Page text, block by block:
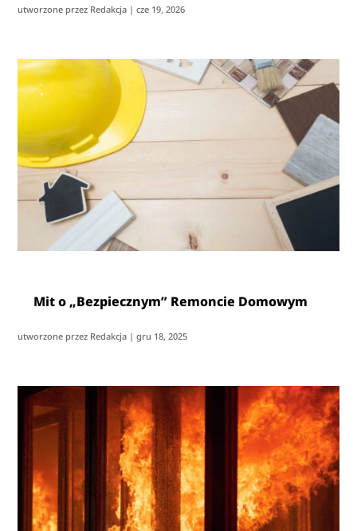
utworzone przez Redakcja |cze 19, 2026
Mit o „Bezpiecznym” Remoncie Domowym
utworzone przez Redakcja |gru 18, 2025